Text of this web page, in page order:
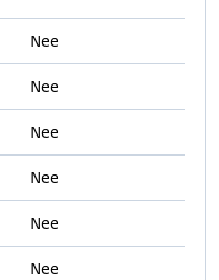
Nee
Nee
Nee
Nee
Nee
Nee